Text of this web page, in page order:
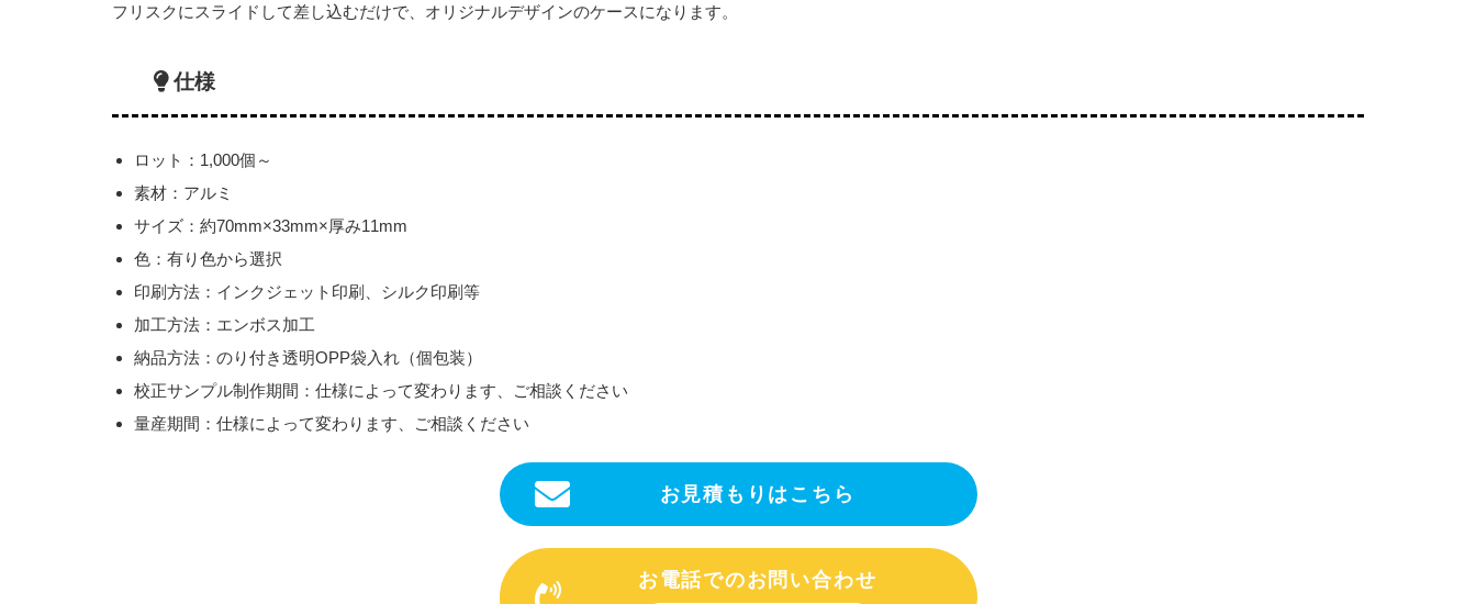
フリスクにスライドして差し込むだけで、オリジナルデザインのケースになります。
仕様
ロット：1,000個～
素材：アルミ
サイズ：約70mm×33mm×厚み11mm
色：有り色から選択
印刷方法：インクジェット印刷、シルク印刷等
加工方法：エンボス加工
納品方法：のり付き透明OPP袋入れ（個包装）
校正サンプル制作期間：仕様によって変わります、ご相談ください
量産期間：仕様によって変わります、ご相談ください
お見積もりはこちら
お電話でのお問い合わせ